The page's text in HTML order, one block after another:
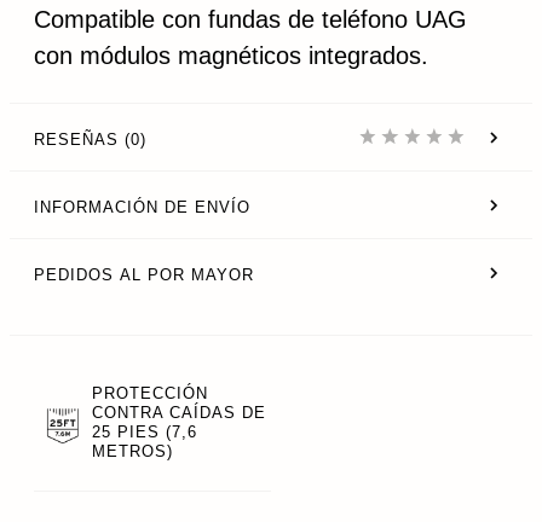
Compatible con fundas de teléfono UAG
con módulos magnéticos integrados.
RESEÑAS (0)
INFORMACIÓN DE ENVÍO
PEDIDOS AL POR MAYOR
PROTECCIÓN
CONTRA CAÍDAS DE
25 PIES (7,6
METROS)